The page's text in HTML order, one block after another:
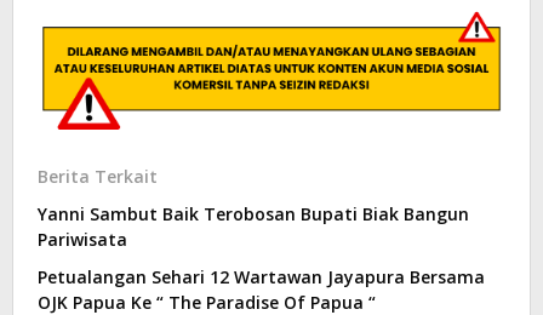
Berita Terkait
Yanni Sambut Baik Terobosan Bupati Biak Bangun
Pariwisata
Petualangan Sehari 12 Wartawan Jayapura Bersama
OJK Papua Ke “ The Paradise Of Papua “